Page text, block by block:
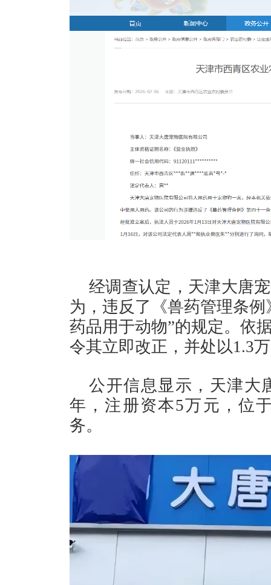
经调查认定，天津大唐
为，违反了《兽药管理条
药品用于动物”的规定。依
令其立即改正，并处以1.3
公开信息显示，天津大
年，注册资本5万元，位
务。